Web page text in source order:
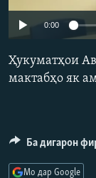
ГУЗОРИШҲОИ
Русский
ПАЙГИРӢ КУНЕД
Ҳамаи
0:00
Ҳукуматҳои
мактабҳо як
Ба дигарон
Мо дар Google